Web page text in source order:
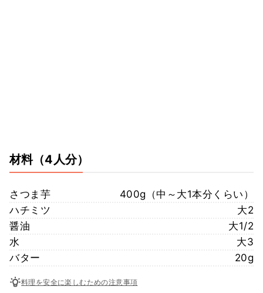
材料（4人分）
さつま芋
400g（中～大1本分くらい）
ハチミツ
大2
醤油
大1/2
水
大3
バター
20g
料理を安全に楽しむための注意事項